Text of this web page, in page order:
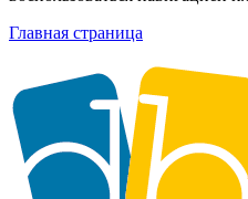
Главная страница